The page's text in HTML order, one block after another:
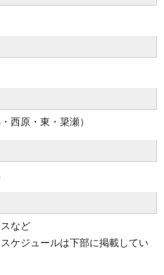
西原・東・簗瀬）
など
ケジュールは下部に掲載してい